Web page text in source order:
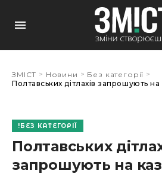
ЗМІСТ > Новини > Без категорії >
Полтавських дітлахів запрошують на
БЕЗ КАТЕГОРІЇ
Полтавських
запрошують на